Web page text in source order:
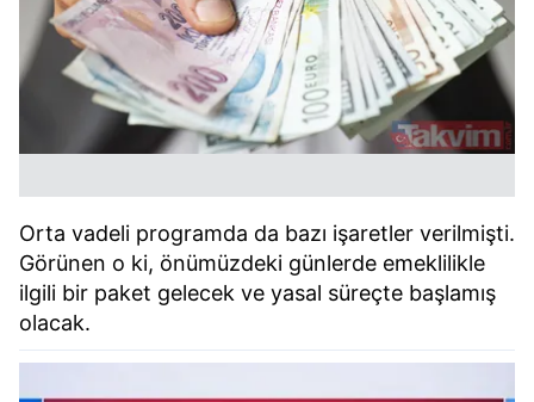
Orta vadeli programda da bazı işaretler verilmişti.
Görünen o ki, önümüzdeki günlerde emeklilikle
ilgili bir paket gelecek ve yasal süreçte başlamış
olacak.